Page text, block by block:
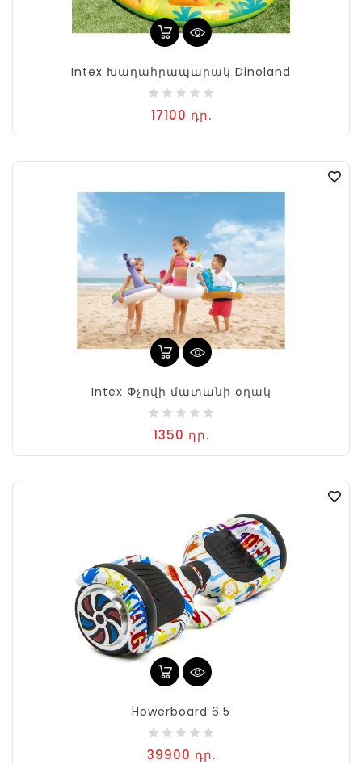
Intex Խաղահրապարակ Dinoland
17100 դր.
Intex Փչովի մատանի օղակ
1350 դր.
Howerboard 6.5
39900 դր.